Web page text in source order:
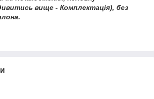
вище - Комплектація), без